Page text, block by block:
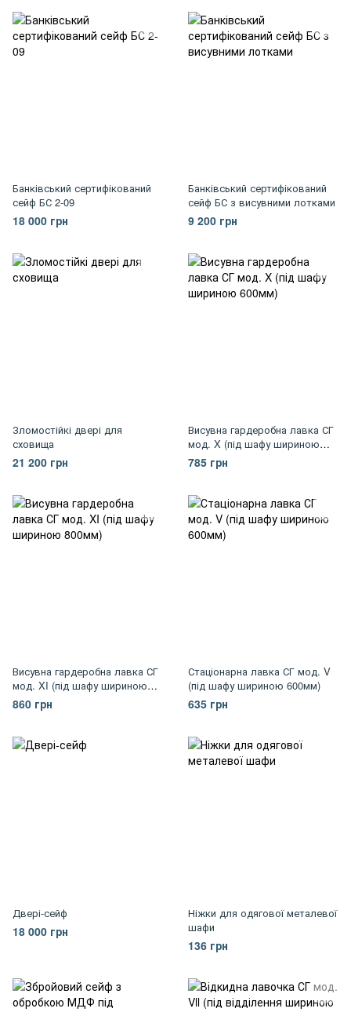
Банківський сертифікований
сейф БС 2-09
18 000 грн
Банківський сертифікований
сейф БС з висувними лотками
9 200 грн
Зломостійкі двері для
сховища
21 200 грн
Висувна гардеробна лавка СГ
мод. X (під шафу шириною
600мм)
785 грн
Висувна гардеробна лавка СГ
мод. XI (під шафу шириною
800мм)
860 грн
Стаціонарна лавка СГ мод. V
(під шафу шириною 600мм)
635 грн
Двері-сейф
18 000 грн
Ніжки для одягової металевої
шафи
136 грн